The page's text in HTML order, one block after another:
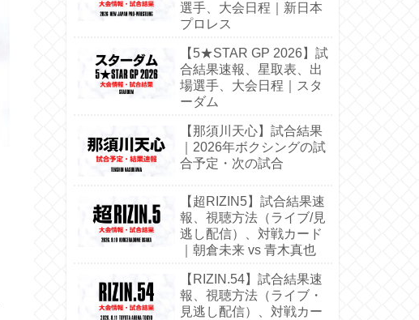
選手、大会日程｜新日本
プロレス
【5★STAR GP 2026】試
合結果速報、星取表、出
場選手、大会日程｜スタ
ーダム
【那須川天心】試合結果
｜2026年ボクシングの試
合予定・次の試合
【超RIZIN5】試合結果速
報、視聴方法（ライブ/見
逃し配信）、対戦カード
｜朝倉未来 vs 青木真也
【RIZIN.54】試合結果速
報、視聴方法（ライブ・
見逃し配信）、対戦カー